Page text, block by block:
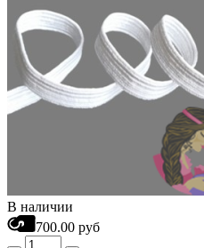
В наличии
700.00 руб